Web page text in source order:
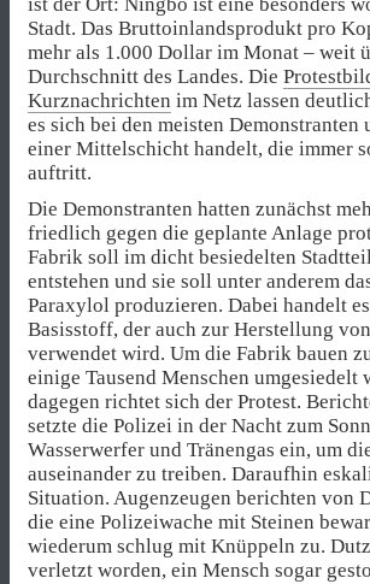
Stadt. Das Bruttoinlandsprodukt pro
mehr als 1.000 Dollar im Monat – weit
Durchschnitt des Landes. Die
Kurznachrichten im Netz lassen
es sich bei den meisten Demonstranten
einer Mittelschicht handelt, die immer
auftritt.
Die Demonstranten hatten zunächst
friedlich gegen die geplante Anlage
Fabrik soll im dicht besiedelten
entstehen und sie soll unter anderem
Paraxylol produzieren. Dabei handelt
Basisstoff, der auch zur Herstellung
verwendet wird. Um die Fabrik bauen
einige Tausend Menschen umgesiedelt
dagegen richtet sich der Protest.
setzte die Polizei in der Nacht zum
Wasserwerfer und Tränengas ein, um
auseinander zu treiben. Daraufhin
Situation. Augenzeugen berichten von
die eine Polizeiwache mit Steinen
wiederum schlug mit Knüppeln zu.
verletzt worden, ein Mensch sogar